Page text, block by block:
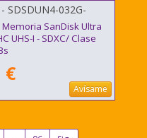
SDSDUN4-032G-
SanDisk Ultra
UHS-I - SDXC/ Clase
€
Avísame